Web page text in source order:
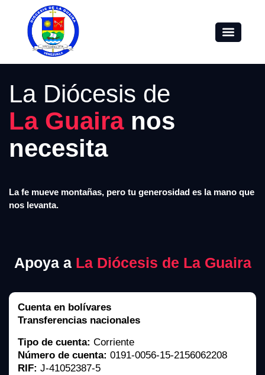
La Diócesis de
La Guaira nos
necesita
La fe mueve montañas, pero tu generosidad es la mano que
nos levanta.
Apoya a La Diócesis de La Guaira
Cuenta en bolívares
Transferencias nacionales
Tipo de cuenta: Corriente
Número de cuenta: 0191-0056-15-2156062208
RIF: J-41052387-5